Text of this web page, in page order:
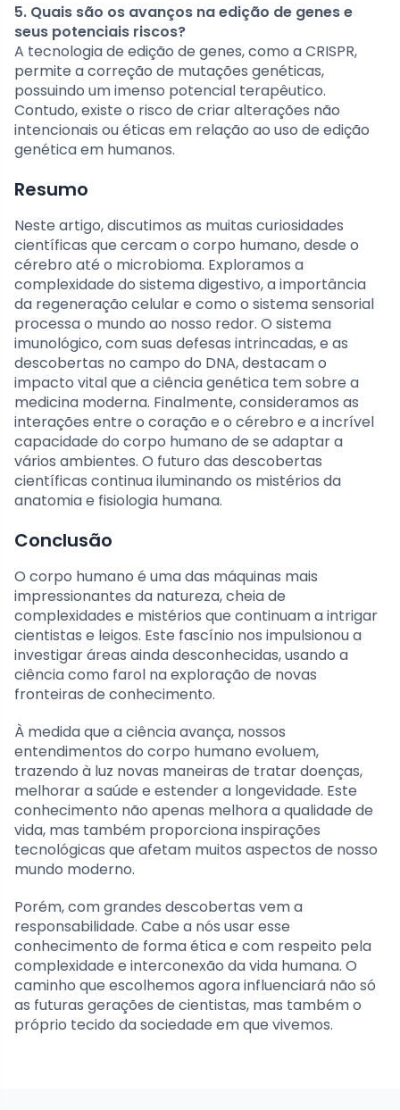
5. Quais são os avanços na edição de genes e
seus potenciais riscos?
A tecnologia de edição de genes, como a CRISPR,
permite a correção de mutações genéticas,
possuindo um imenso potencial terapêutico.
Contudo, existe o risco de criar alterações não
intencionais ou éticas em relação ao uso de edição
genética em humanos.
Resumo
Neste artigo, discutimos as muitas curiosidades
científicas que cercam o corpo humano, desde o
cérebro até o microbioma. Exploramos a
complexidade do sistema digestivo, a importância
da regeneração celular e como o sistema sensorial
processa o mundo ao nosso redor. O sistema
imunológico, com suas defesas intrincadas, e as
descobertas no campo do DNA, destacam o
impacto vital que a ciência genética tem sobre a
medicina moderna. Finalmente, consideramos as
interações entre o coração e o cérebro e a incrível
capacidade do corpo humano de se adaptar a
vários ambientes. O futuro das descobertas
científicas continua iluminando os mistérios da
anatomia e fisiologia humana.
Conclusão
O corpo humano é uma das máquinas mais
impressionantes da natureza, cheia de
complexidades e mistérios que continuam a intrigar
cientistas e leigos. Este fascínio nos impulsionou a
investigar áreas ainda desconhecidas, usando a
ciência como farol na exploração de novas
fronteiras de conhecimento.
À medida que a ciência avança, nossos
entendimentos do corpo humano evoluem,
trazendo à luz novas maneiras de tratar doenças,
melhorar a saúde e estender a longevidade. Este
conhecimento não apenas melhora a qualidade de
vida, mas também proporciona inspirações
tecnológicas que afetam muitos aspectos de nosso
mundo moderno.
Porém, com grandes descobertas vem a
responsabilidade. Cabe a nós usar esse
conhecimento de forma ética e com respeito pela
complexidade e interconexão da vida humana. O
caminho que escolhemos agora influenciará não só
as futuras gerações de cientistas, mas também o
próprio tecido da sociedade em que vivemos.